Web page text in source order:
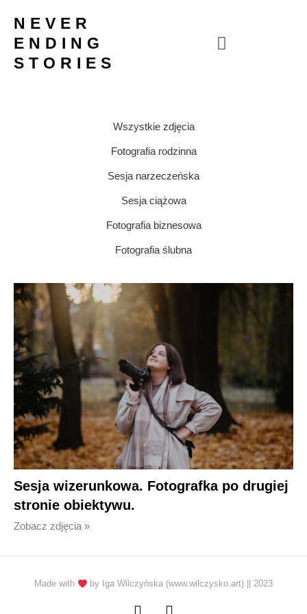
treści
NEVER
ENDING
STORIES
Wszystkie zdjęcia
Fotografia rodzinna
Sesja narzeczeńska
Sesja ciążowa
Fotografia biznesowa
Fotografia ślubna
Sesja wizerunkowa. Fotografka po drugiej
stronie obiektywu.
Zobacz zdjęcia »
Made with by Iga Wilczyńska (www.wilczysko.art) || 2023
I F